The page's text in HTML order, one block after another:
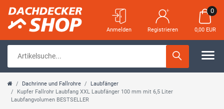
Anmelden Registrieren
0
0,00 EUR
Dachrinne und Fallrohre
Laubfänger
Kupfer Fallrohr Laubfang XXL Laubfänger 100 mm mit 6,5 Liter
Laubfangvolumen BESTSELLER